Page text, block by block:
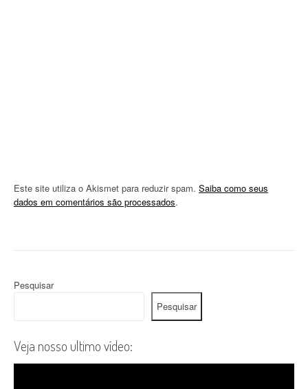
Este site utiliza o Akismet para reduzir spam. Saiba como seus
dados em comentários são processados.
Pesquisar
Pesquisar
Veja nosso ultimo vídeo: